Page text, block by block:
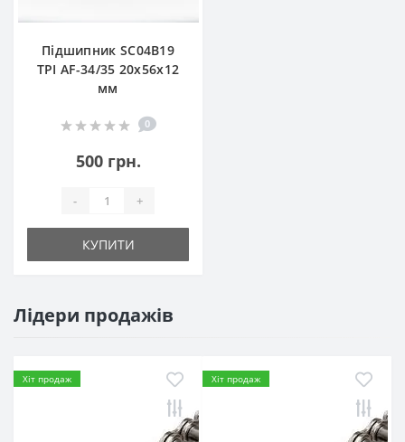
Підшипник SC04B19
TPI AF-34/35 20x56x12
мм
0
500 грн.
- +
КУПИТИ
Лідери продажів
Хіт продаж Хіт продаж